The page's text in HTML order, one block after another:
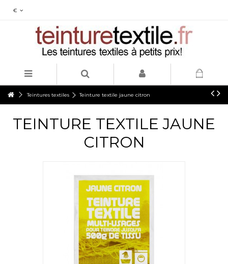
€
Teintures textiles Teinture textile jaune citron
TEINTURE TEXTILE JAUNE
CITRON